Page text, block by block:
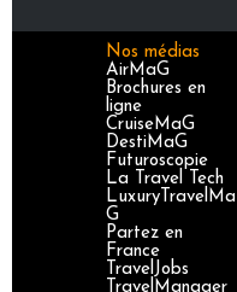
Nos médias
AirMaG
Brochures en
ligne
CruiseMaG
DestiMaG
Futuroscopie
La Travel Tech
LuxuryTravelMa
G
Partez en
France
TravelJobs
TravelManager